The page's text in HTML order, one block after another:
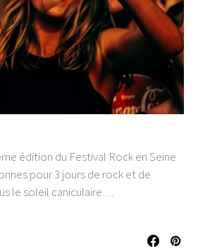
édition du Festival Rock en Seine
pour 3 jours de rock et de
le soleil caniculaire…